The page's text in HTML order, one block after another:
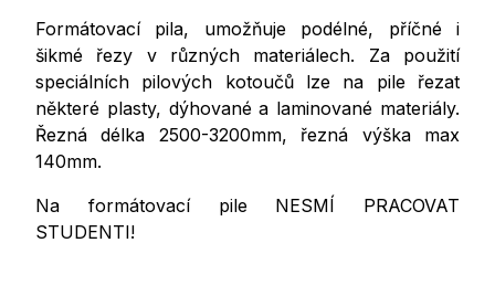
Formátovací pila, umožňuje podélné, příčné i
šikmé řezy v různých materiálech. Za použití
speciálních pilových kotoučů lze na pile řezat
některé plasty, dýhované a laminované materiály.
Řezná délka 2500-3200mm, řezná výška max
140mm.
Na formátovací pile NESMÍ PRACOVAT
STUDENTI!